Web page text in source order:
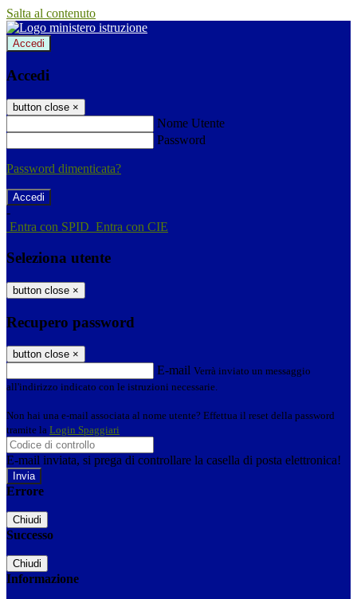
Salta al contenuto
Accedi
Accedi
button close ×
Nome Utente
Password
Password dimenticata?
-
Entra con SPID Entra con CIE
Seleziona utente
button close ×
Recupero password
button close ×
E-mail Verrà inviato un messaggio
all'indirizzo indicato con le istruzioni necessarie.
Non hai una e-mail associata al nome utente? Effettua il reset della password
tramite la Login Spaggiari
E-mail inviata, si prega di controllare la casella di posta elettronica!
Errore
Chiudi
Successo
Chiudi
Informazione